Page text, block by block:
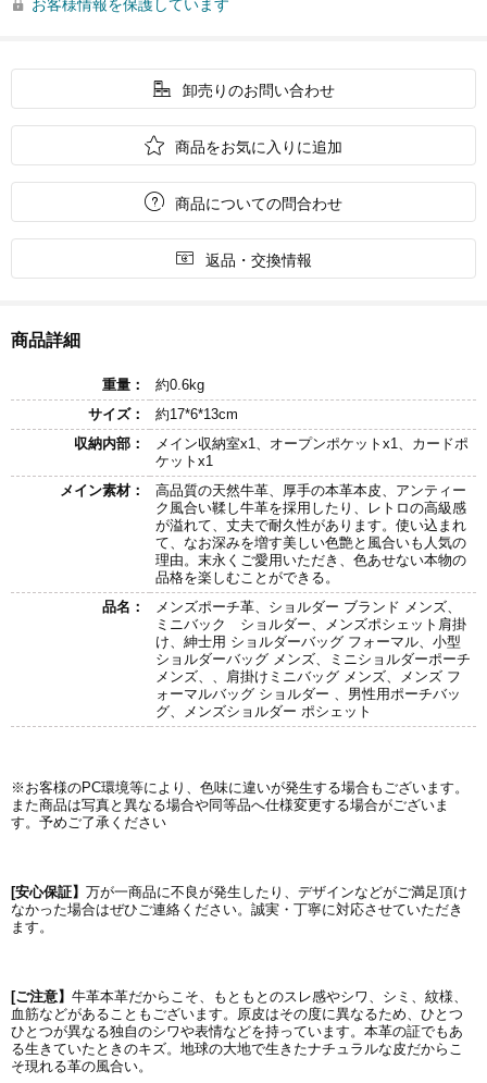
 お客様情報を保護しています
 卸売りのお問い合わせ
 商品をお気に入りに追加
 商品についての問合わせ
 返品・交換情報
商品詳細
重量：
約0.6kg
サイズ：
約17*6*13cm
収納内部：
メイン収納室x1、オープンポケットx1、カードポ
ケットx1
メイン素材：
高品質の天然牛革、厚手の本革本皮、アンティー
ク風合い鞣し牛革を採用したり、レトロの高級感
が溢れて、丈夫で耐久性があります。使い込まれ
て、なお深みを増す美しい色艶と風合いも人気の
理由。末永くご愛用いただき、色あせない本物の
品格を楽しむことができる。
品名：
メンズポーチ革、ショルダー ブランド メンズ、
ミニバック ショルダー、メンズポシェット肩掛
け、紳士用 ショルダーバッグ フォーマル、小型
ショルダーバッグ メンズ、ミニショルダーポーチ
メンズ、、肩掛けミニバッグ メンズ、メンズ フ
ォーマルバッグ ショルダー 、男性用ポーチバッ
グ、メンズショルダー ポシェット
※お客様のPC環境等により、色味に違いが発生する場合もございます。
また商品は写真と異なる場合や同等品へ仕様変更する場合がございま
す。予めご了承ください
[安心保証】 万が一商品に不良が発生したり、デザインなどがご満足頂け
なかった場合はぜひご連絡ください。誠実・丁寧に対応させていただき
ます。
[ご注意】 牛革本革だからこそ、もともとのスレ感やシワ、シミ、紋様、
血筋などがあることもございます。原皮はその度に異なるため、ひとつ
ひとつが異なる独自のシワや表情などを持っています。本革の証でもあ
る生きていたときのキズ。地球の大地で生きたナチュラルな皮だからこ
そ現れる革の風合い。